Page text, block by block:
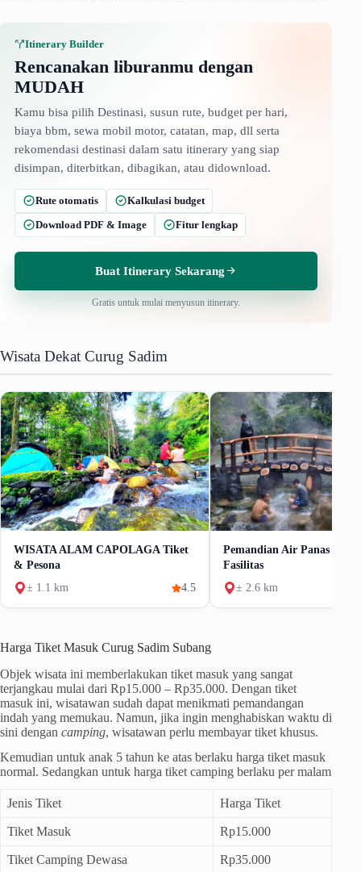
Itinerary Builder
Rencanakan liburanmu dengan
MUDAH
Kamu bisa pilih Destinasi, susun rute, budget per hari,
biaya bbm, sewa mobil motor, catatan, map, dll serta
rekomendasi destinasi dalam satu itinerary yang siap
disimpan, diterbitkan, dibagikan, atau didownload.
Rute otomatis
Kalkulasi budget
Download PDF & Image
Fitur lengkap
Buat Itinerary Sekarang
Gratis untuk mulai menyusun itinerary.
Wisata Dekat Curug Sadim
WISATA ALAM CAPOLAGA Tiket
& Pesona
± 1.1 km
4.5
Pemandian Air Panas
Fasilitas
± 2.6 km
Harga Tiket Masuk Curug Sadim Subang
Objek wisata ini memberlakukan tiket masuk yang sangat
terjangkau mulai dari Rp15.000 – Rp35.000. Dengan tiket
masuk ini, wisatawan sudah dapat menikmati pemandangan
indah yang memukau. Namun, jika ingin menghabiskan waktu di
sini dengan camping, wisatawan perlu membayar tiket khusus.
Kemudian untuk anak 5 tahun ke atas berlaku harga tiket masuk
normal. Sedangkan untuk harga tiket camping berlaku per malam
Jenis Tiket Harga Tiket
Tiket Masuk Rp15.000
Tiket Camping Dewasa Rp35.000